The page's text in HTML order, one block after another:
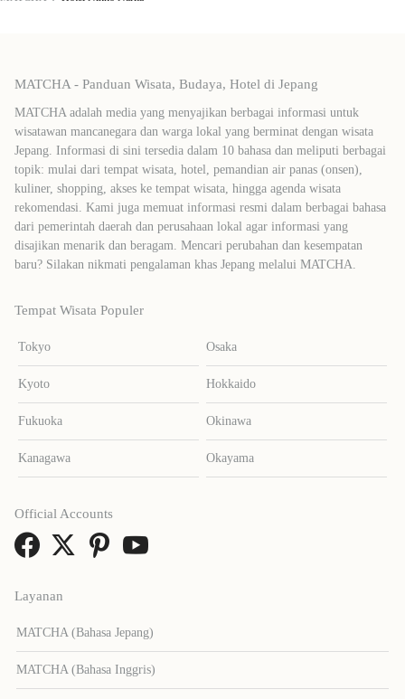
MATCHA - Panduan Wisata, Budaya, Hotel di Jepang
MATCHA adalah media yang menyajikan berbagai informasi untuk
wisatawan mancanegara dan warga lokal yang berminat dengan wisata
Jepang. Informasi di sini tersedia dalam 10 bahasa dan meliputi berbagai
topik: mulai dari tempat wisata, hotel, pemandian air panas (onsen),
kuliner, shopping, akses ke tempat wisata, hingga agenda wisata
rekomendasi. Kami juga memuat informasi resmi dalam berbagai bahasa
dari pemerintah daerah dan perusahaan lokal agar informasi yang
disajikan menarik dan beragam. Mencari perubahan dan kesempatan
baru? Silakan nikmati pengalaman khas Jepang melalui MATCHA.
Tempat Wisata Populer
Tokyo Osaka
Kyoto Hokkaido
Fukuoka Okinawa
Kanagawa Okayama
Layanan
MATCHA (Bahasa Jepang)
MATCHA (Bahasa Inggris)
Official Accounts